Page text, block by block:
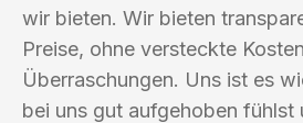
wir bieten. Wir bieten
Preise, ohne versteckte
Überraschungen. Uns ist es
bei uns gut aufgehoben fühlst